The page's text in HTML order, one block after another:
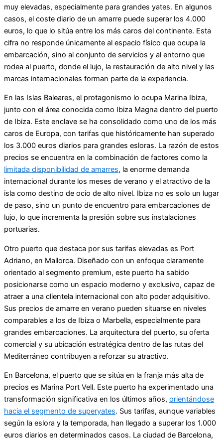
muy elevadas, especialmente para grandes yates. En algunos
casos, el coste diario de un amarre puede superar los 4.000
euros, lo que lo sitúa entre los más caros del continente. Esta
cifra no responde únicamente al espacio físico que ocupa la
embarcación, sino al conjunto de servicios y al entorno que
rodea al puerto, donde el lujo, la restauración de alto nivel y las
marcas internacionales forman parte de la experiencia.
En las Islas Baleares, el protagonismo lo ocupa Marina Ibiza,
junto con el área conocida como Ibiza Magna dentro del puerto
de Ibiza. Este enclave se ha consolidado como uno de los más
caros de Europa, con tarifas que históricamente han superado
los 3.000 euros diarios para grandes esloras. La razón de estos
precios se encuentra en la combinación de factores como la
limitada disponibilidad de amarres, la enorme demanda
internacional durante los meses de verano y el atractivo de la
isla como destino de ocio de alto nivel. Ibiza no es solo un lugar
de paso, sino un punto de encuentro para embarcaciones de
lujo, lo que incrementa la presión sobre sus instalaciones
portuarias.
Otro puerto que destaca por sus tarifas elevadas es Port
Adriano, en Mallorca. Diseñado con un enfoque claramente
orientado al segmento premium, este puerto ha sabido
posicionarse como un espacio moderno y exclusivo, capaz de
atraer a una clientela internacional con alto poder adquisitivo.
Sus precios de amarre en verano pueden situarse en niveles
comparables a los de Ibiza o Marbella, especialmente para
grandes embarcaciones. La arquitectura del puerto, su oferta
comercial y su ubicación estratégica dentro de las rutas del
Mediterráneo contribuyen a reforzar su atractivo.
En Barcelona, el puerto que se sitúa en la franja más alta de
precios es Marina Port Vell. Este puerto ha experimentado una
transformación significativa en los últimos años, orientándose
hacia el segmento de superyates. Sus tarifas, aunque variables
según la eslora y la temporada, han llegado a superar los 1.000
euros diarios en determinados casos. La ciudad de Barcelona,